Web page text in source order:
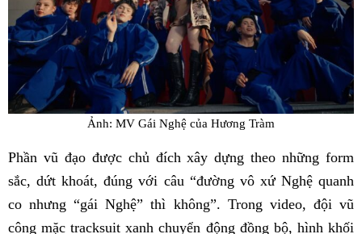
Ảnh: MV Gái Nghệ của Hương Tràm
Phần vũ đạo được chủ đích xây dựng theo những form
sắc, dứt khoát, đúng với câu “đường vô xứ Nghệ quanh
co nhưng “gái Nghệ” thì không”. Trong video, đội vũ
công mặc tracksuit xanh chuyển động đồng bộ, hình khối